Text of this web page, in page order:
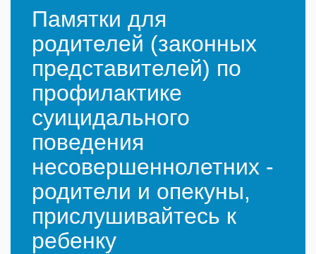
Памятки для
родителей (законных
представителей) по
профилактике
суицидального
поведения
несовершеннолетних -
родители и опекуны,
прислушивайтесь к
ребенку